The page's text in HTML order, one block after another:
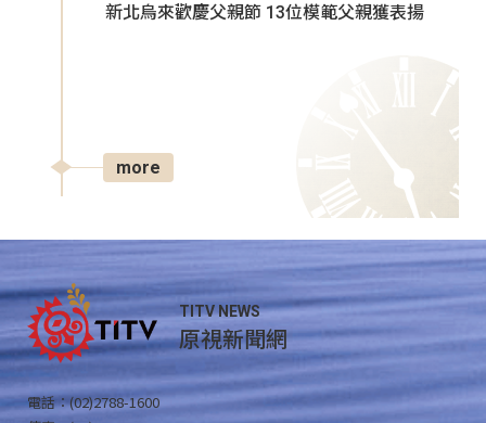
新北烏來歡慶父親節 13位模範父親獲表揚
more
TITV NEWS
原視新聞網
電話：(02)2788-1600